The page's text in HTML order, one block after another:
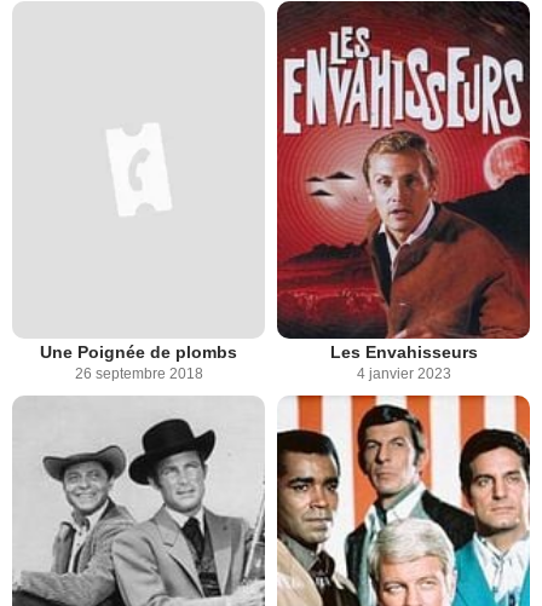
Une Poignée de plombs
26 septembre 2018
Les Envahisseurs
4 janvier 2023